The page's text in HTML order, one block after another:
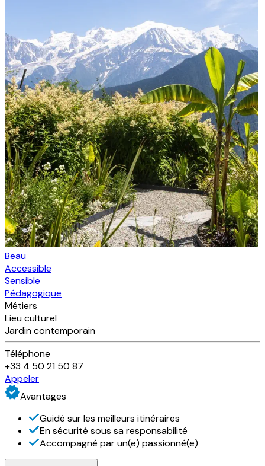
Beau
Accessible
Sensible
Pédagogique
Métiers
Lieu culturel
Jardin contemporain
Téléphone
+33 4 50 21 50 87
Appeler
Avantages
Guidé sur les meilleurs itinéraires
En sécurité sous sa responsabilité
Accompagné par un(e) passionné(e)